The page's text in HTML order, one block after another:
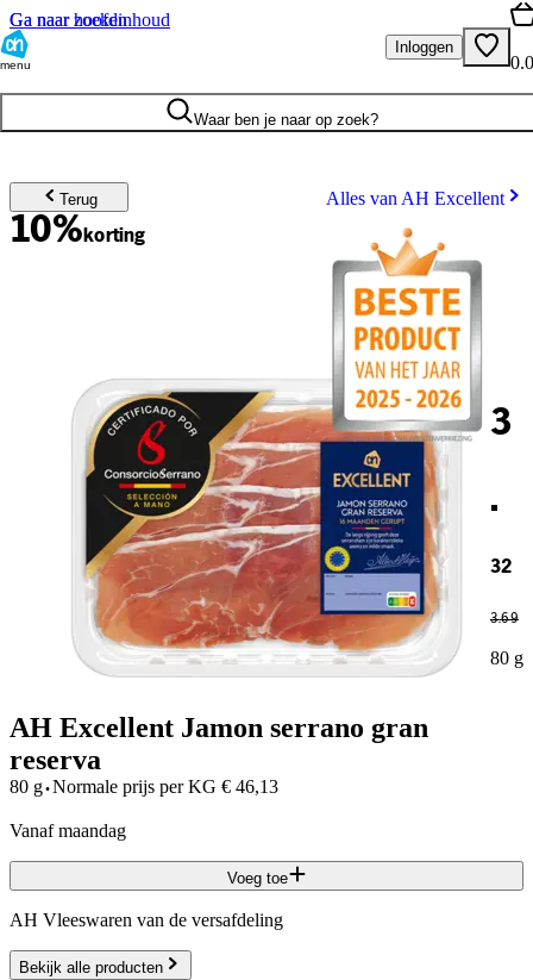
Ga naar hoofdinhoud
Ga naar zoeken
menu
Inloggen
Waar ben je naar op zoek?
Terug Alles van AH Excellent
10%korting
3
.
32
3.69
80 g
AH Excellent Jamon serrano gran
reserva
80 g·Normale prijs per KG € 46,13
vanaf maandag
Voeg toe
AH Vleeswaren van de versafdeling
Bekijk alle producten